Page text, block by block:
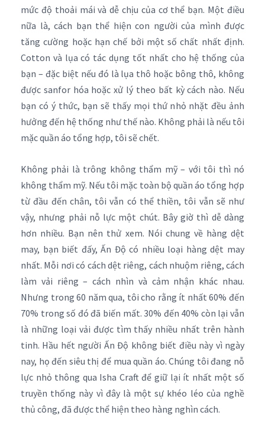
mức độ thoải mái và dễ chịu của cơ thể bạn. Một điều
nữa là, cách bạn thể hiện con người của mình được
tăng cường hoặc hạn chế bởi một số chất nhất định.
Cotton và lụa có tác dụng tốt nhất cho hệ thống của
bạn – đặc biệt nếu đó là lụa thô hoặc bông thô, không
được sanfor hóa hoặc xử lý theo bất kỳ cách nào. Nếu
bạn có ý thức, bạn sẽ thấy mọi thứ nhỏ nhặt đều ảnh
hưởng đến hệ thống như thế nào. Không phải là nếu tôi
mặc quần áo tổng hợp, tôi sẽ chết.
Không phải là trông không thẩm mỹ – với tôi thì nó
không thẩm mỹ. Nếu tôi mặc toàn bộ quần áo tổng hợp
từ đầu đến chân, tôi vẫn có thể thiền, tôi vẫn sẽ như
vậy, nhưng phải nỗ lực một chút. Bây giờ thì dễ dàng
hơn nhiều. Bạn nên thử xem. Nói chung về hàng dệt
may, bạn biết đấy, Ấn Độ có nhiều loại hàng dệt may
nhất. Mỗi nơi có cách dệt riêng, cách nhuộm riêng, cách
làm vải riêng – cách nhìn và cảm nhận khác nhau.
Nhưng trong 60 năm qua, tôi cho rằng ít nhất 60% đến
70% trong số đó đã biến mất. 30% đến 40% còn lại vẫn
là những loại vải được tìm thấy nhiều nhất trên hành
tinh. Hầu hết người Ấn Độ không biết điều này vì ngày
nay, họ đến siêu thị để mua quần áo. Chúng tôi đang nỗ
lực nhỏ thông qua Isha Craft để giữ lại ít nhất một số
truyền thống này vì đây là một sự khéo léo của nghề
thủ công, đã được thể hiện theo hàng nghìn cách.